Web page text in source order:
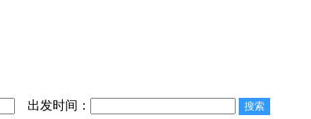
出发时间：